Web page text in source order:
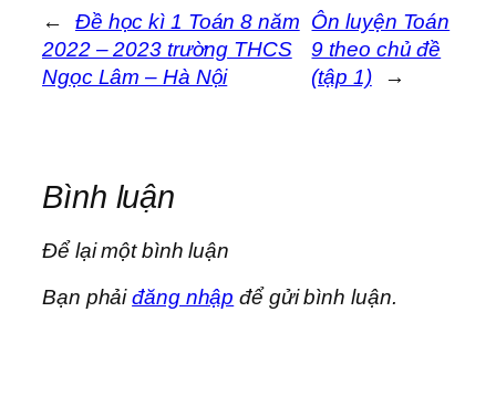
←
Đề học kì 1 Toán 8 năm
2022 – 2023 trường THCS
Ngọc Lâm – Hà Nội
Ôn luyện Toán
9 theo chủ đề
(tập 1)
→
Bình luận
Để lại một bình luận
Bạn phảiđăng nhập để gửi bình luận.